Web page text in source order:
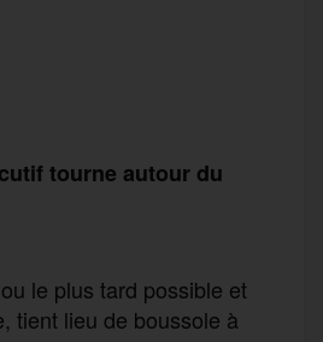
tourne autour du
le plus tard possible et
tient lieu de boussole à